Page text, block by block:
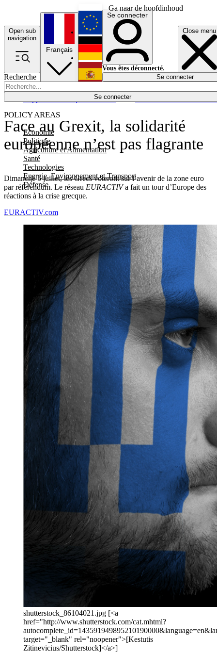
Ga naar de hoofdinhoud
Open sub
navigation
Close menu
Recherche
Se connecter
POLICY AREAS
Economie
Politique
Agriculture et Alimentation
Santé
Technologies
Energie, Environnement et Transport
Défense
Économie
Français
English
Deutsch
Español
Se connecter
Vous êtes déconnecté.
Se connecter
Face au Grexit, la solidarité
européenne n’est pas flagrante
Dimanche 5 juillet, les Grecs voteront sur l’avenir de la zone euro
par référendum. Le réseau EURACTIVa fait un tour d’Europe des
réactions à la crise grecque.
EURACTIV.com
shutterstock_86104021.jpg [<a
href="http://www.shutterstock.com/cat.mhtml?
target="_blank" rel="noopener">[Kestutis
Zitinevicius/Shutterstock]</a>]